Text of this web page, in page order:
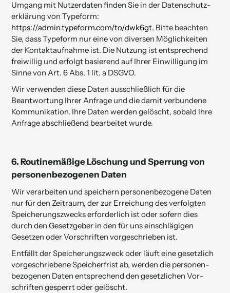
Umgang mit Nutzerdaten finden Sie in der Datenschutz­
erklärung von Typeform:
https://admin.typeform.com/to/dwk6gt. Bitte beachten
Sie, dass Typeform nur eine von diversen Möglichkeiten
der Kontaktaufnahme ist. Die Nutzung ist entsprechend
freiwillig und erfolgt basierend auf Ihrer Einwilligung im
Sinne von Art. 6 Abs. 1 lit. a DSGVO.
Wir verwenden diese Daten ausschließlich für die
Beantwortung Ihrer Anfrage und die damit verbundene
Kommunikation. Ihre Daten werden gelöscht, sobald Ihre
Anfrage abschließend bearbeitet wurde.
6.Routinemäßige Löschung und Sperrung von
personen­bezogenen Daten
Wir verarbeiten und speichern personenbezogene Daten
nur für den Zeitraum, der zur Erreichung des verfolgten
Speicherungszwecks erforderlich ist oder sofern dies
durch den Gesetzgeber in den für uns einschlägigen
Gesetzen oder Vorschriften vorgeschrieben ist.
Entfällt der Speicherungs­zweck oder läuft eine gesetz­lich
vorgeschriebene Speicher­frist ab, werden die personen­
bezogenen Daten entsprech­end den gesetz­lichen Vor­
schrif­ten gesperrt oder gelöscht.